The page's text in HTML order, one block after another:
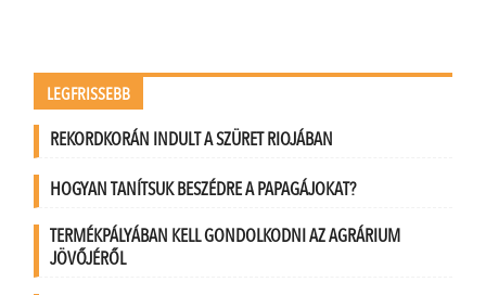
LEGFRISSEBB
REKORDKORÁN INDULT A SZÜRET RIOJÁBAN
HOGYAN TANÍTSUK BESZÉDRE A PAPAGÁJOKAT?
TERMÉKPÁLYÁBAN KELL GONDOLKODNI AZ AGRÁRIUM
JÖVŐJÉRŐL